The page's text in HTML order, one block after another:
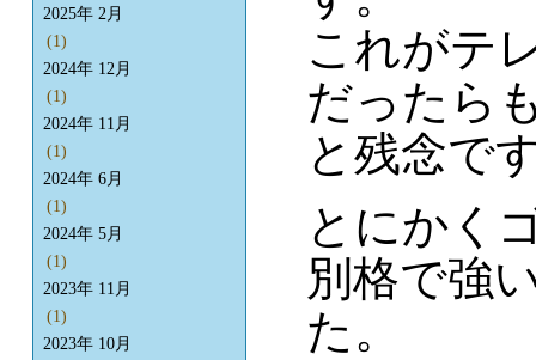
これがテ
だったら
と残念で
とにかく
別格で強
た。
2025年 2月
(1)
2024年 12月
(1)
2024年 11月
(1)
2024年 6月
(1)
2024年 5月
(1)
2023年 11月
(1)
2023年 10月